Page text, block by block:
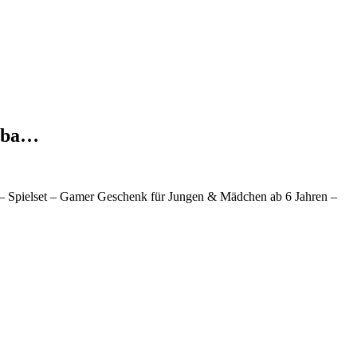
– Gamer Geschenk für Jungen & Mädchen ab 6 Jahren –